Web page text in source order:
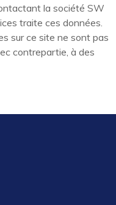
la société SW
traite ces données.
sur ce site ne sont pas
contrepartie, à des